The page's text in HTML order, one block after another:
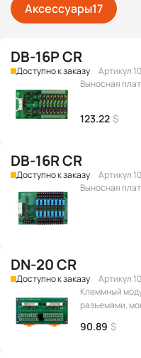
Аксессуары17
DB-16P CR
Доступно к заказу
Артикул
Выносная
123.22 $
DB-16R CR
Доступно к заказу
Артикул
Выносная
DN-20 CR
Доступно к заказу
Артикул
Клеммный
разъемами,
90.89 $